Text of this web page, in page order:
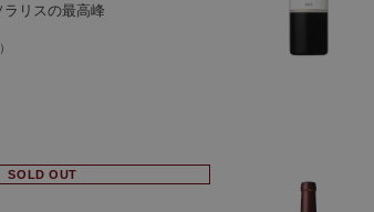
リスの最高峰
SOLD OUT